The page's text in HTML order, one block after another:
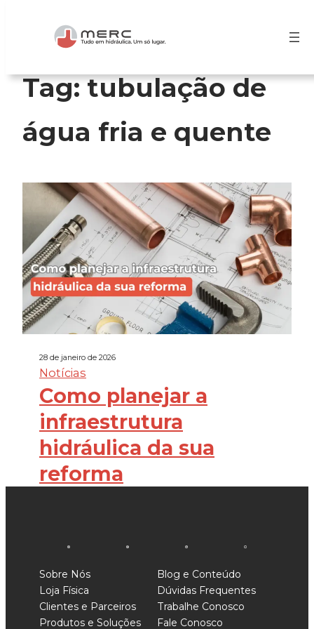
conteúdo
Tag:tubulação de
água fria e quente
28 de janeiro de 2026
Notícias
Como planejar a
infraestrutura
hidráulica da sua
reforma
Sobre Nós
Loja Física
Clientes e Parceiros
Produtos e Soluções
Blog e Conteúdo
Dúvidas Frequentes
Trabalhe Conosco
Fale Conosco